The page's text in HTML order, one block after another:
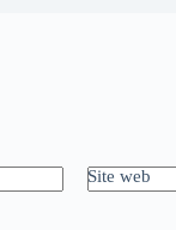
Site web